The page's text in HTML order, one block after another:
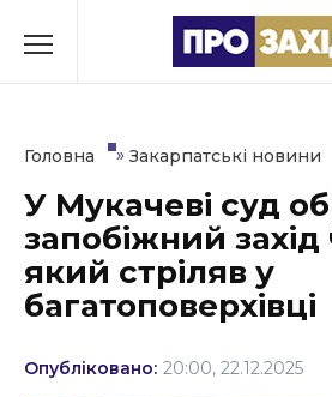
до
Культура
Освіта
Головна » Закарпатські новини
У Мукачеві суд
запобіжний захід
який стріляв у
багатоповерхівці
Опубліковано: 20:00, 22.12.2025